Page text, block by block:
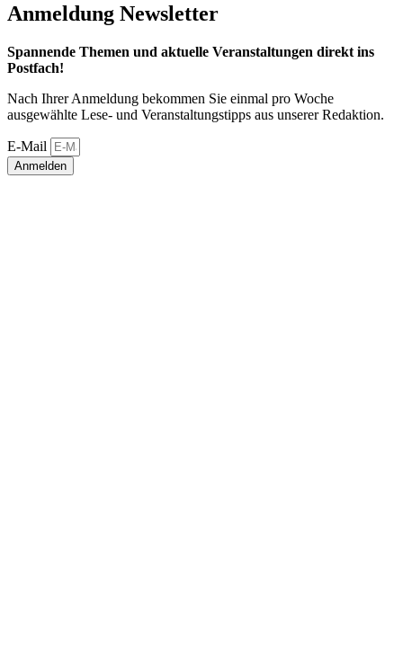
Anmeldung Newsletter
Spannende Themen und aktuelle Veranstaltungen direkt ins
Postfach!
Nach Ihrer Anmeldung bekommen Sie einmal pro Woche
ausgewählte Lese- und Veranstaltungstipps aus unserer Redaktion.
E-Mail
Anmelden